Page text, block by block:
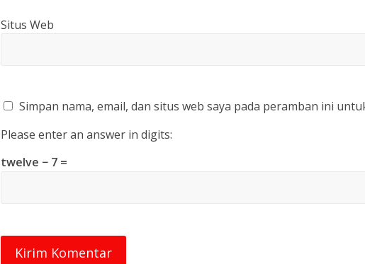
Situs Web
Simpan nama, email, dan situs web saya pada peramban ini
Please enter an answer in digits:
twelve − 7 =